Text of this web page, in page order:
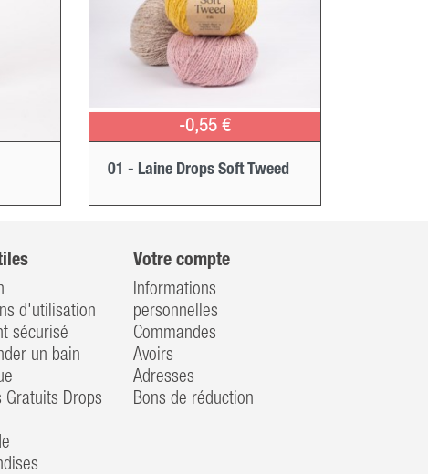
-0,55 €
01 - Laine Drops Soft Tweed
d'utilisation
sécurisé
un bain
Gratuits Drops
Votre compte
Informations
personnelles
Commandes
Avoirs
Adresses
Bons de réduction